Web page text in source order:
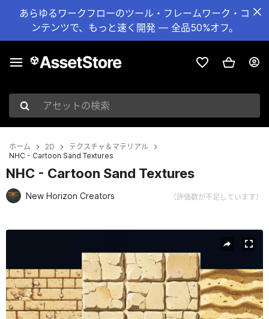
あらゆるワークフローのツール・フレームワーク・コ
ンテンツで、もっと速く開発 — 全品50%オフ。
アセットの検索
ホーム 2D
テクスチャ＆マテリアル
NHC - Cartoon Sand Textures
NHC - Cartoon Sand Textures
New Horizon Creators （評価数が不足しています）